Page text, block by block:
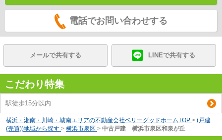
電話でお問い合わせする
メールで共有する LINEで共有する
こだわり特集
駅徒歩15分以内
横浜・湘南・川崎・城南エリアの不動産会社ベリーグッドホームTOP > (戸建
(売買))地域から探す > 横浜市泉区 > 中古戸建 横浜市泉区和泉が丘